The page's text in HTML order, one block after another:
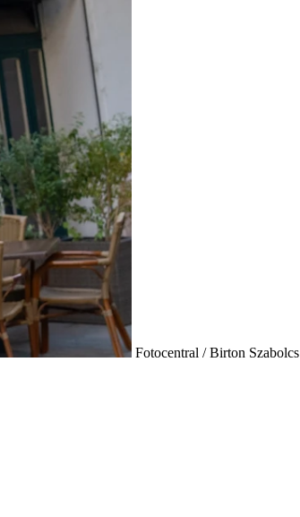
Fotocentral / Birton Szabolcs